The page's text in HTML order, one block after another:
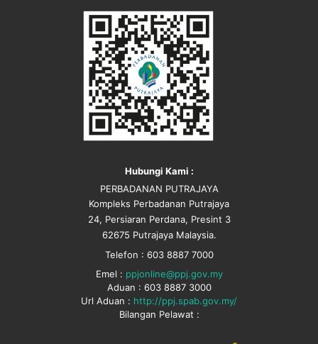
Hubungi Kami :
PERBADANAN PUTRAJAYA
Kompleks Perbadanan Putrajaya
24, Persiaran Perdana, Presint 3
62675 Putrajaya Malaysia.
Telefon : 603 8887 7000
Emel : ppjonline@ppj.gov.my
Aduan : 603 8887 3000
Url Aduan : http://ppj.spab.gov.my/
Bilangan Pelawat :